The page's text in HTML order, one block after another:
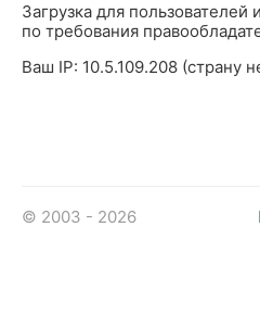
Загрузка для пользователей
по требования
Ваш IP: 10.5.109.208 (страну
© 2003 - 2026